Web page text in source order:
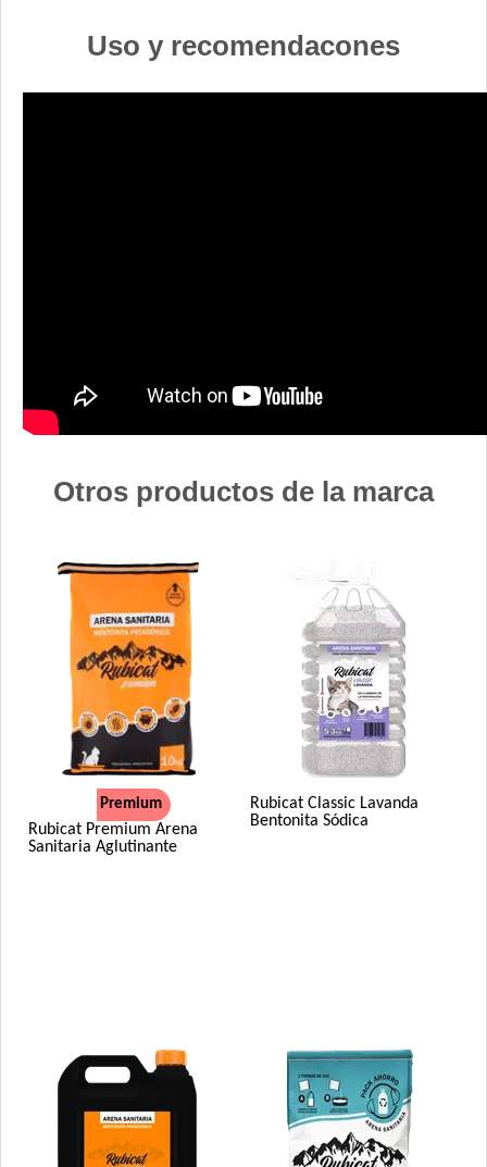
Uso y recomendacones
Otros productos de la marca
Premium
Rubicat Premium Arena
Sanitaria Aglutinante
Rubicat Classic Lavanda
Bentonita Sódica